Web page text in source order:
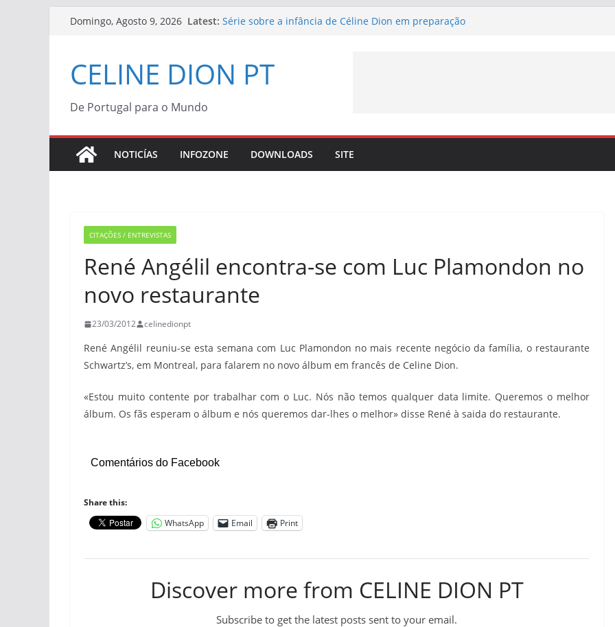
Domingo, Agosto 9, 2026 Latest: Série sobre a infância de Céline Dion em preparação
Céline Dion confirma lançamento de nova canção –
“Bonjour, Pardon, Merci” – a 3 de julho
CELINE DION PT
De Portugal para o Mundo
NOTICÍAS INFOZONE DOWNLOADS SITE
CITAÇÕES / ENTREVISTAS
René Angélil encontra-se com Luc Plamondon no
novo restaurante
23/03/2012 celinedionpt
René Angélil reuniu-se esta semana com Luc Plamondon no mais recente negócio da família, o restaurante
Schwartz’s, em Montreal, para falarem no novo álbum em francês de Celine Dion.
«Estou muito contente por trabalhar com o Luc. Nós não temos qualquer data limite. Queremos o melhor
álbum. Os fãs esperam o álbum e nós queremos dar-lhes o melhor» disse René à saida do restaurante.
Comentários do Facebook
Share this:
WhatsApp
Email Print
Discover more from CELINE DION PT
Subscribe to get the latest posts sent to your email.